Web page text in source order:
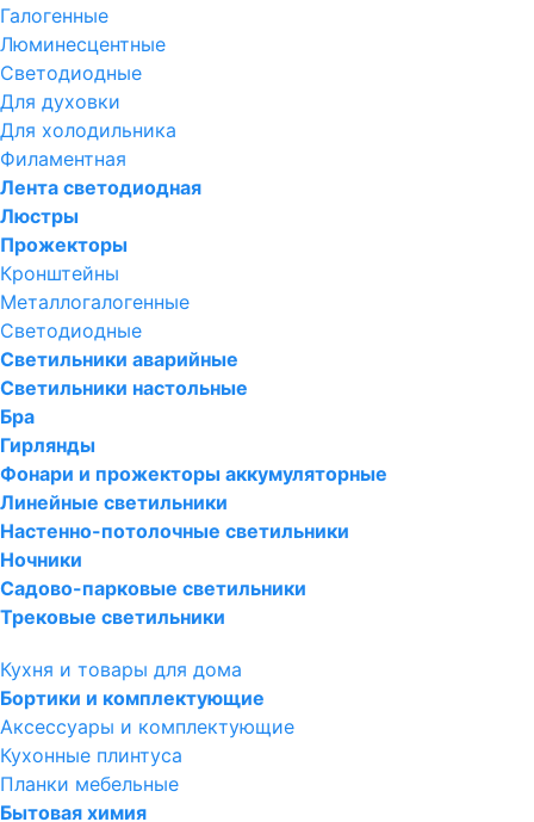
Галогенные
Люминесцентные
Светодиодные
Для духовки
Для холодильника
Филаментная
Лента светодиодная
Люстры
Прожекторы
Кронштейны
Металлогалогенные
Светодиодные
Светильники аварийные
Светильники настольные
Бра
Гирлянды
Фонари и прожекторы аккумуляторные
Линейные светильники
Настенно-потолочные светильники
Ночники
Садово-парковые светильники
Трековые светильники
Кухня и товары для дома
Бортики и комплектующие
Аксессуары и комплектующие
Кухонные плинтуса
Планки мебельные
Бытовая химия